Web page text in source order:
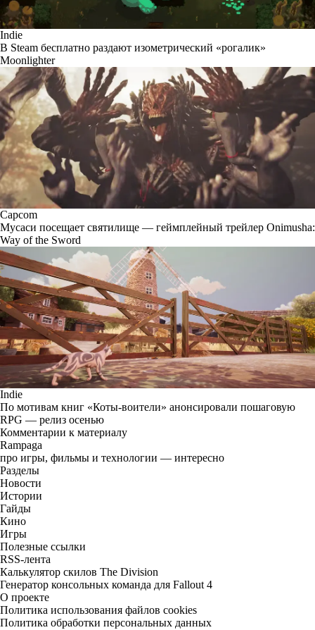
Indie
В Steam бесплатно раздают изометрический «рогалик»
Moonlighter
Capcom
Мусаси посещает святилище — геймплейный трейлер Onimusha:
Way of the Sword
Indie
По мотивам книг «Коты-воители» анонсировали пошаговую
RPG — релиз осенью
Комментарии к материалу
Rampaga
про игры, фильмы и технологии — интересно
Разделы
Новости
Истории
Гайды
Кино
Игры
Полезные ссылки
RSS-лента
Калькулятор скилов The Division
Генератор консольных команда для Fallout 4
О проекте
Политика использования файлов cookies
Политика обработки персональных данных